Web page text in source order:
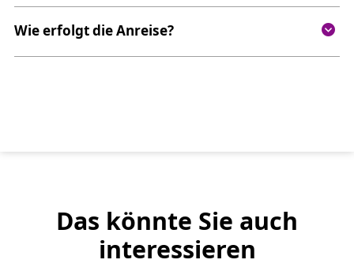
Wie erfolgt die Anreise?
Das könnte Sie auch
interessieren